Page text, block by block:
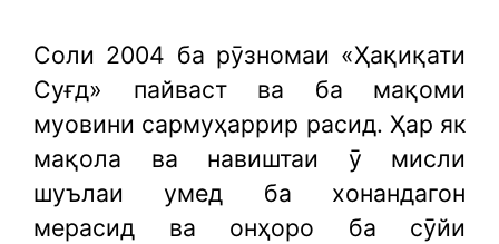
Соли 2004 ба рӯзномаи «Ҳақиқати
Суғд» пайваст ва ба мақоми
муовини сармуҳаррир расид. Ҳар як
мақола ва навиштаи ӯ мисли
шуълаи умед ба хонандагон
мерасид ва онҳоро ба сӯйи